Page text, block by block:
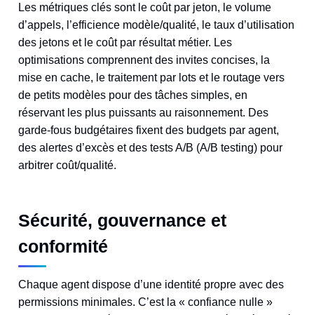
Les métriques clés sont le coût par jeton, le volume
d’appels, l’efficience modèle/qualité, le taux d’utilisation
des jetons et le coût par résultat métier. Les
optimisations comprennent des invites concises, la
mise en cache, le traitement par lots et le routage vers
de petits modèles pour des tâches simples, en
réservant les plus puissants au raisonnement. Des
garde-fous budgétaires fixent des budgets par agent,
des alertes d’excès et des tests A/B (A/B testing) pour
arbitrer coût/qualité.
Sécurité, gouvernance et
conformité
Chaque agent dispose d’une identité propre avec des
permissions minimales. C’est la « confiance nulle »